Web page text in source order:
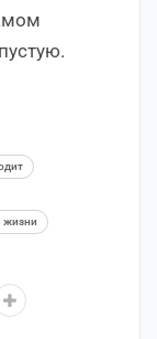
жизни